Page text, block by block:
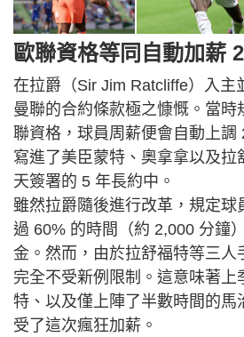
歐聯資格等同自動加薪
在拉爵（Sir Jim Ratcliffe）入主
曼聯的合約條款極之慷慨。當時
聯資格，球員周薪便會自動上調
寫進了美臣蒙特、奧拿拿以及拉
天簽署的 5 年長約中。
雖然拉爵隨後進行改革，規定球
過 60% 的時間（約 2,000 分鐘
金。然而，由於拉舒福特等三人
完全不受新例限制。這意味著上
特、以及僅上陣了半數時間的馬
受了這次瘋狂加薪。